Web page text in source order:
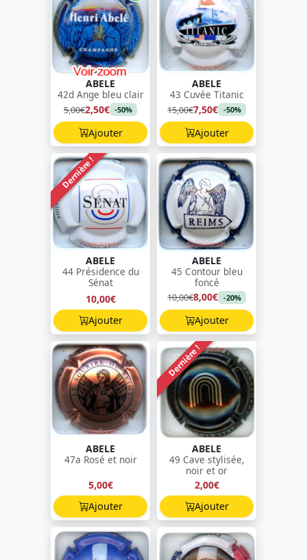
ABELE
42d Ange bleu clair
5,00€2,50€ -50%
Ajouter
ABELE
43 Cuvée Titanic
15,00€7,50€ -50%
Ajouter
Dernière !
ABELE
44 Présidence du
Sénat
10,00€
Ajouter
ABELE
45 Contour bleu
foncé
10,00€8,00€ -20%
Ajouter
ABELE
47a Rosé et noir
5,00€
Ajouter
Dernière !
ABELE
49 Cave stylisée,
noir et or
2,00€
Ajouter